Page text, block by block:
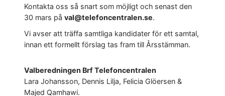
Kontakta oss så snart som möjligt och senast den
30 mars på val@telefoncentralen.se.
Vi avser att träffa samtliga kandidater för ett samtal,
innan ett formellt förslag tas fram till Årsstämman.
Valberedningen Brf Telefoncentralen
Lara Johansson, Dennis Lilja, Felicia Glöersen &
Majed Qamhawi.